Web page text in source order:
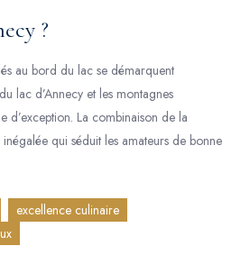
?
au bord du lac se démarquent
lac d’Annecy et les montagnes
d’exception. La combinaison de la
qui séduit les amateurs de bonne
excellence culinaire